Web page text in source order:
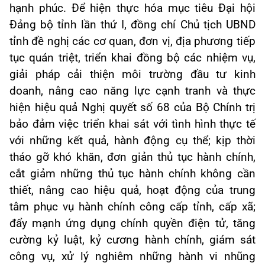
hạnh phúc. Để hiện thực hóa mục tiêu Đại hội
Đảng bộ tỉnh lần thứ I, đồng chí Chủ tịch UBND
tỉnh đề nghị các cơ quan, đơn vị, địa phương tiếp
tục quán triệt, triển khai đồng bộ các nhiệm vụ,
giải pháp cải thiện môi trường đầu tư kinh
doanh, nâng cao năng lực cạnh tranh và thực
hiện hiệu quả Nghị quyết số 68 của Bộ Chính trị
bảo đảm việc triển khai sát với tình hình thực tế
với những kết quả, hành động cụ thể; kịp thời
tháo gỡ khó khăn, đơn giản thủ tục hành chính,
cắt giảm những thủ tục hành chính không cần
thiết, nâng cao hiệu quả, hoạt động của trung
tâm phục vụ hành chính công cấp tỉnh, cấp xã;
đẩy mạnh ứng dụng chính quyền điện tử, tăng
cường kỷ luật, kỷ cương hành chính, giám sát
công vụ, xử lý nghiêm những hành vi nhũng